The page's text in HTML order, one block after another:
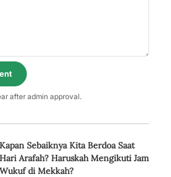
after admin approval.
Kapan Sebaiknya Kita Berdoa Saat
Hari Arafah? Haruskah Mengikuti Jam
Wukuf di Mekkah?